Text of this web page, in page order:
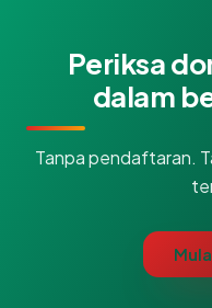
Periksa
dalam
Tanpa pendaftaran.